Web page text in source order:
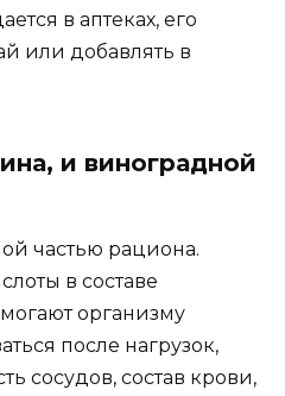
в аптеках, его
или добавлять в
и виноградной
частью рациона.
в составе
организму
после нагрузок,
сосудов, состав крови,